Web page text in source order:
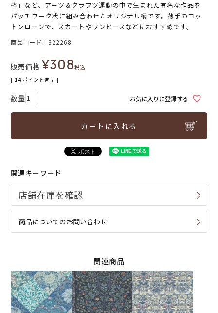
棒」など、アーツ＆クラフツ運動の中で生まれた有名な作品を
パッチワーク状に組み合わせたオリジナル柄です。薄手のコッ
トンローンで、スカートやワンピースなどにおすすめです。
商品コード 322268
販売価格 ¥308税込
[ 14 ポイント進呈 ]
お気に入りに登録する
カートに入れる
関連キーワード
商品についてのお問い合わせ
関連商品